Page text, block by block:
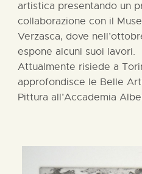
artistica presentando un
collaborazione con il
Verzasca, dove
espone alcuni suoi lavori.
Attualmente risiede a
approfondisce le Belle
Pittura all’Accademia